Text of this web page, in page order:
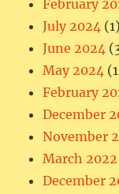
February
July 2024 (1)
June 2024
May 2024
February
December
November
March 2022
December